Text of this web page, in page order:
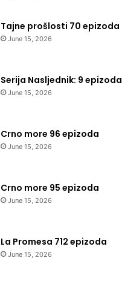
Tajne prošlosti 70 epizoda
June 15, 2026
Serija Nasljednik: 9 epizoda
June 15, 2026
Crno more 96 epizoda
June 15, 2026
Crno more 95 epizoda
June 15, 2026
La Promesa 712 epizoda
June 15, 2026